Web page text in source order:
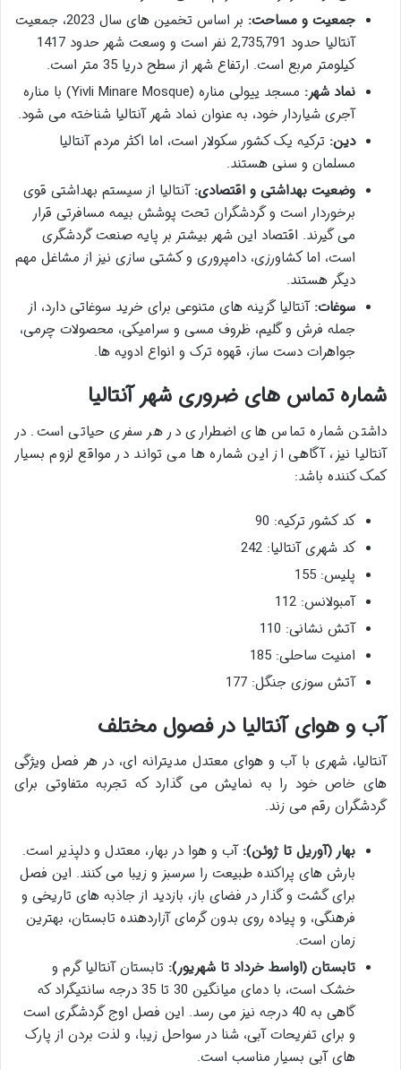
جمعیت و مساحت:
بر اساس تخمین های سال 2023، جمعیت
آنتالیا حدود 2,735,791 نفر است و وسعت شهر حدود 1417
کیلومتر مربع است. ارتفاع شهر از سطح دریا 35 متر است.
نماد شهر:
مسجد ییولی مناره (Yivli Minare Mosque) با مناره
آجری شیاردار خود، به عنوان نماد شهر آنتالیا شناخته می شود.
دین: ترکیه یک کشور سکولار است، اما اکثر مردم آنتالیا
مسلمان و سنی هستند.
وضعیت بهداشتی و اقتصادی: آنتالیا از سیستم بهداشتی قوی
برخوردار است و گردشگران تحت پوشش بیمه مسافرتی قرار
می گیرند. اقتصاد این شهر بیشتر بر پایه صنعت گردشگری
است، اما کشاورزی، دامپروری و کشتی سازی نیز از مشاغل مهم
دیگر هستند.
سوغات: آنتالیا گزینه های متنوعی برای خرید سوغاتی دارد، از
جمله فرش و گلیم، ظروف مسی و سرامیکی، محصولات چرمی،
جواهرات دست ساز، قهوه ترک و انواع ادویه ها.
شماره تماس های ضروری شهر آنتالیا
داشتن شماره تماس های اضطراری در هر سفری حیاتی است. در
آنتالیا نیز، آگاهی از این شماره ها می تواند در مواقع لزوم بسیار
کمک کننده باشد:
کد کشور ترکیه: 90
کد شهری آنتالیا: 242
پلیس: 155
آمبولانس: 112
آتش نشانی: 110
امنیت ساحلی: 185
آتش سوزی جنگل: 177
آب و هوای آنتالیا در فصول مختلف
آنتالیا، شهری با آب و هوای معتدل مدیترانه ای، در هر فصل ویژگی
های خاص خود را به نمایش می گذارد که تجربه متفاوتی برای
گردشگران رقم می زند.
بهار (آوریل تا ژوئن): آب و هوا در بهار، معتدل و دلپذیر است.
بارش های پراکنده طبیعت را سرسبز و زیبا می کنند. این فصل
برای گشت و گذار در فضای باز، بازدید از جاذبه های تاریخی و
فرهنگی، و پیاده روی بدون گرمای آزاردهنده تابستان، بهترین
زمان است.
تابستان (اواسط خرداد تا شهریور): تابستان آنتالیا گرم و
خشک است، با دمای میانگین 30 تا 35 درجه سانتیگراد که
گاهی به 40 درجه نیز می رسد. این فصل اوج گردشگری است
و برای تفریحات آبی، شنا در سواحل زیبا، و لذت بردن از پارک
های آبی بسیار مناسب است.